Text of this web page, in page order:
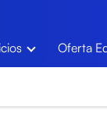
Oferta